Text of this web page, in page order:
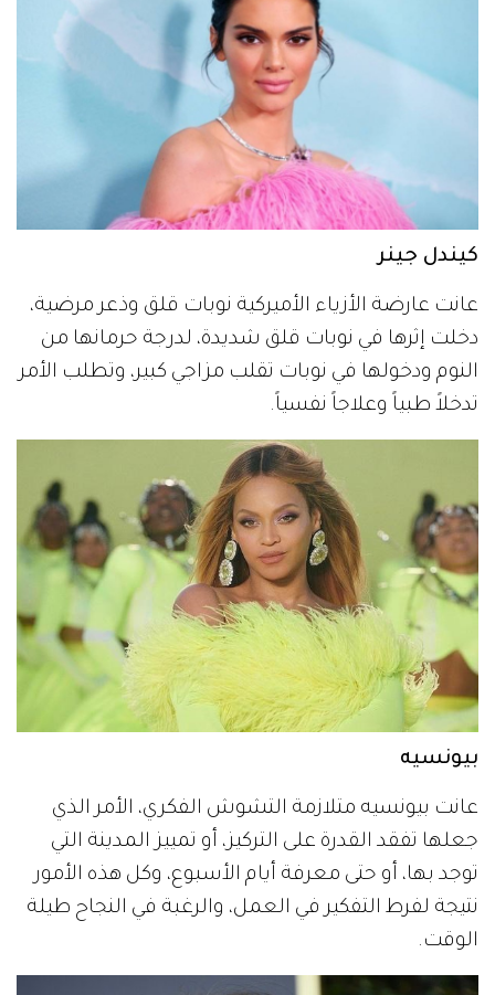
كيندل جينر
عانت عارضة الأزياء الأميركية نوبات قلق وذعر مرضية،
دخلت إثرها في نوبات قلق شديدة، لدرجة حرمانها من
النوم ودخولها في نوبات تقلب مزاجي كبير، وتطلب الأمر
تدخلاً طبياً وعلاجاً نفسياً.
بيونسيه
عانت بيونسيه متلازمة التشوش الفكري، الأمر الذي
جعلها تفقد القدرة على التركيز، أو تمييز المدينة التي
توجد بها، أو حتى معرفة أيام الأسبوع، وكل هذه الأمور
نتيجة لفرط التفكير في العمل، والرغبة في النجاح طيلة
الوقت.